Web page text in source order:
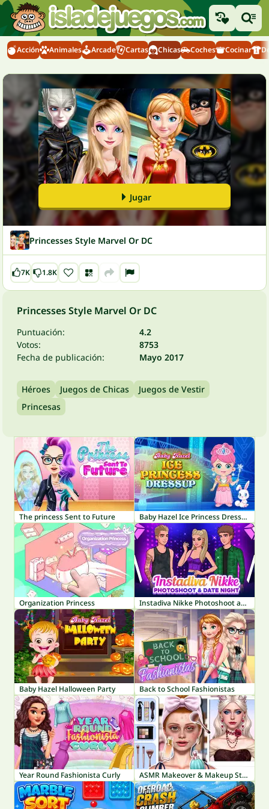
Acción Animales Arcade Cartas Chicas Coches Cocinar
Jugar
Princesses Style Marvel Or DC
7K 1.8K
Princesses Style Marvel Or DC
Puntuación:
4.2
Votos:
8753
Fecha de publicación:
Mayo 2017
Héroes Juegos de Chicas
Juegos de Vestir
Princesas
The princess Sent to Future Baby Hazel Ice Princess Dressup
Organization Princess Instadiva Nikke Photoshoot and Date Night
Baby Hazel Halloween Party Back to School Fashionistas
Year Round Fashionista Curly ASMR Makeover & Makeup Studio